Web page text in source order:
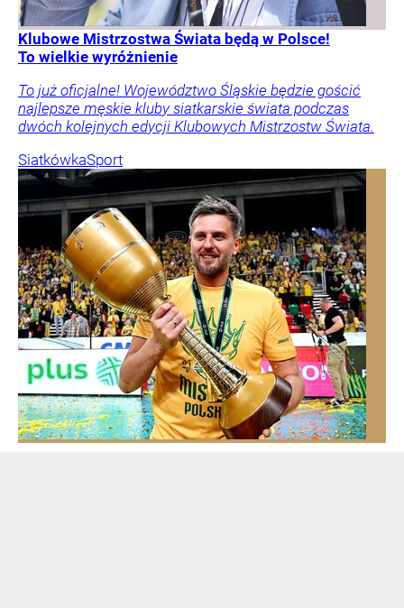
Klubowe Mistrzostwa Świata będą w Polsce!
To wielkie wyróżnienie
To już oficjalne! Województwo Śląskie będzie gościć
najlepsze męskie kluby siatkarskie świata podczas
dwóch kolejnych edycji Klubowych Mistrzostw Świata.
SiatkówkaSport